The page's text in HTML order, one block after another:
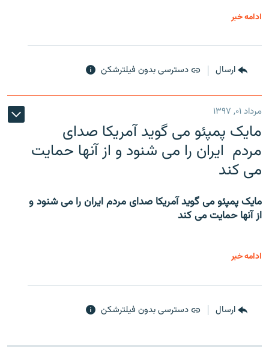
ادامه خبر
ارسال دسترسی بدون فیلترشکن
مرداد ۰۱, ۱۳۹۷
مایک پمپئو می گوید آمریکا صدای
مردم ایران را می شنود و از آنها حمایت
می کند
مایک پمپئو می گوید آمریکا صدای مردم ایران را می شنود و
از آنها حمایت می کند
ادامه خبر
ارسال دسترسی بدون فیلترشکن